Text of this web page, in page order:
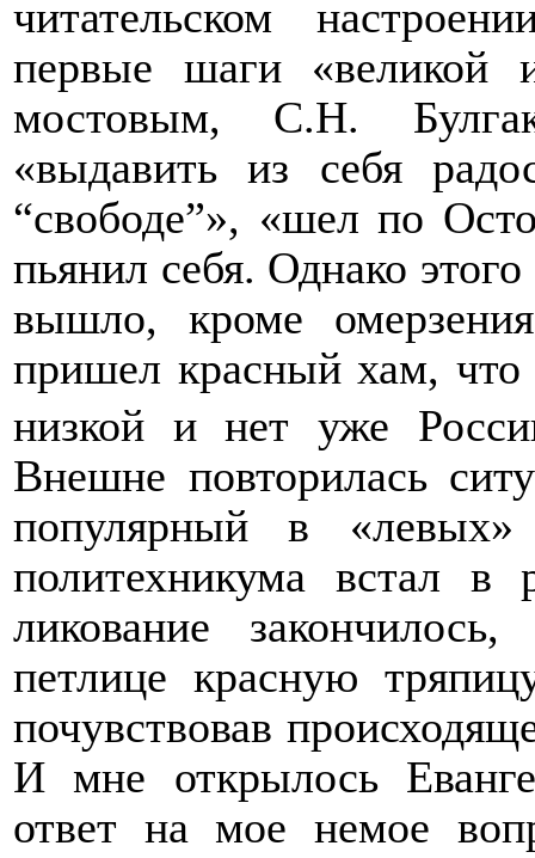
читательском
первые шаги «великой
мостовым, С.Н.
«выдавить из себя
“свободе”», «шел по
пьянил себя. Однако
вышло, кроме
пришел красный хам, что
низкой и нет уже
Внешне повторилась
популярный в «левых»
политехникума встал в
ликование
петлице красную
почувствовав
И мне открылось
ответ на мое немое